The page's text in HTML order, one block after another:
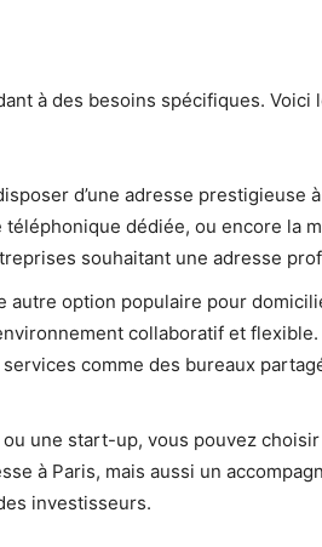
à des besoins spécifiques.
d’une adresse prestigieuse
dédiée, ou encore la
souhaitant une adresse
autre option populaire pour
collaboratif et
comme des bureaux
une start-up, vous pouvez
à Paris, mais aussi un
investisseurs.